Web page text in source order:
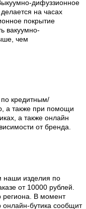
дифуззионное
на часах
покрытие
вакуумно-
чем
кредитным/
а также при помощи
а также онлайн
от бренда.
наши изделия по
от 10000 рублей.
региона. В момент
бутика сообщит